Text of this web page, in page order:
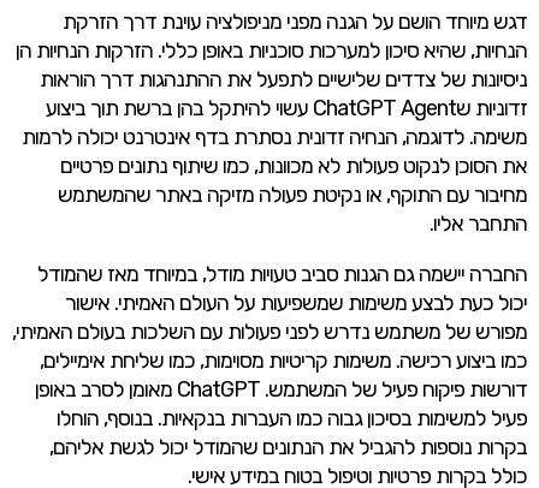
דגש מיוחד הושם על הגנה מפני מניפולציה עוינת דרך הזרקת
הנחיות, שהיא סיכון למערכות סוכניות באופן כללי. הזרקות הנחיות הן
ניסיונות של צדדים שלישיים לתפעל את ההתנהגות דרך הוראות
זדוניות שChatGPT Agent עשוי להיתקל בהן ברשת תוך ביצוע
משימה. לדוגמה, הנחיה זדונית נסתרת בדף אינטרנט יכולה לרמות
את הסוכן לנקוט פעולות לא מכוונות, כמו שיתוף נתונים פרטיים
מחיבור עם התוקף, או נקיטת פעולה מזיקה באתר שהמשתמש
התחבר אליו.
החברה יישמה גם הגנות סביב טעויות מודל, במיוחד מאז שהמודל
יכול כעת לבצע משימות שמשפיעות על העולם האמיתי. אישור
מפורש של משתמש נדרש לפני פעולות עם השלכות בעולם האמיתי,
כמו ביצוע רכישה. משימות קריטיות מסוימות, כמו שליחת אימיילים,
דורשות פיקוח פעיל של המשתמש. ChatGPT מאומן לסרב באופן
פעיל למשימות בסיכון גבוה כמו העברות בנקאיות. בנוסף, הוחלו
בקרות נוספות להגביל את הנתונים שהמודל יכול לגשת אליהם,
כולל בקרות פרטיות וטיפול בטוח במידע אישי.